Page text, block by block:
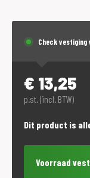
Check
€ 13,25
p.st. (incl. BTW)
Dit product is
Voorraad